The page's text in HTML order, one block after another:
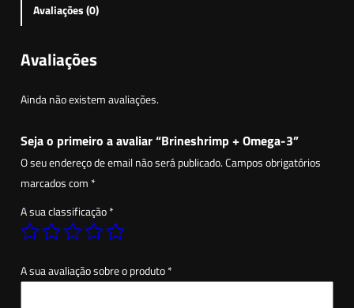
t
d
d
d
e
B
r
i
e
Avaliações (0)
Avaliações
Ainda não existem avaliações.
Seja o primeiro a avaliar “Brineshrimp + Omega-3”
O seu endereço de email não será publicado.Campos obrigatórios
marcados com *
A sua classificação*
A sua avaliação sobre o produto*